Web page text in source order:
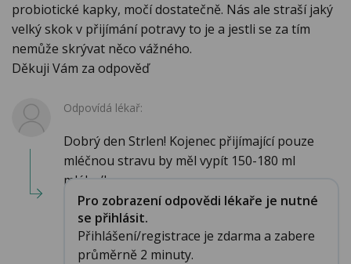
probiotické kapky, močí dostatečně. Nás ale straší jaký
velký skok v přijímání potravy to je a jestli se za tím
nemůže skrývat něco vážného.
Děkuji Vám za odpověď
Odpovídá lékař:
Dobrý den Strlen! Kojenec přijímající pouze
mléčnou stravu by měl vypít 150-180 ml
mléka/k...
Pro zobrazení odpovědi lékaře je nutné
se přihlásit.
Přihlášení/registrace je zdarma a zabere
průměrně 2 minuty.